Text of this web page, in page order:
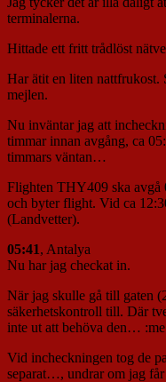
terminalerna.
Hittade ett fritt trådlöst
Har ätit en liten nattfrukost.
mejlen.
Nu inväntar jag att
timmar innan avgång, ca
timmars väntan…
Flighten THY409 ska avgå
och byter flight. Vid ca
(Landvetter).
05:41, Antalya
Nu har jag checkat in.
När jag skulle gå till gaten
säkerhetskontroll till. Där
inte ut att behöva den…
Vid incheckningen tog de
separat…, undrar om jag